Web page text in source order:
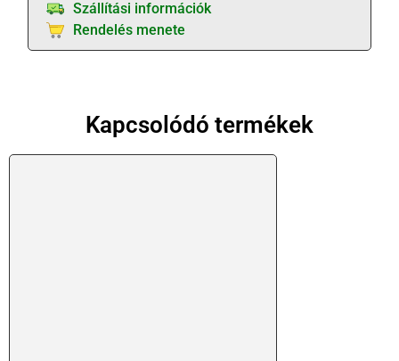
Szállítási információk
Rendelés menete
Kapcsolódó termékek